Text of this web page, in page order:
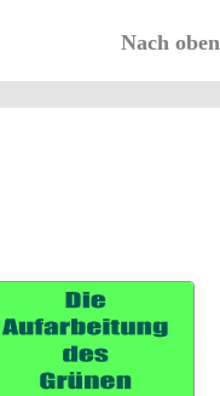
Nach oben